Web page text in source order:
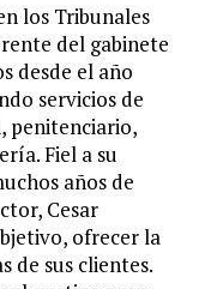
los Tribunales
del gabinete
desde el año
servicios de
penitenciario,
Fiel a su
años de
Cesar
ofrecer la
de sus clientes.